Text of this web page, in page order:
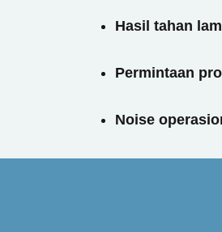
Hasil tahan
Permintaan
Noise